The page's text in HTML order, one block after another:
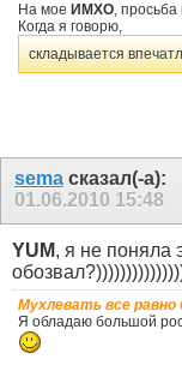
На мое ИМХО, просьба
Когда я говорю,
складывается
sema сказал(-а):
01.06.2010 15:48
YUM, я не поняла
Мухлевать все равно
Я обладаю большой